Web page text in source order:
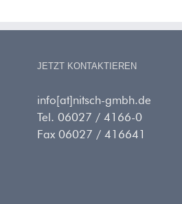
JETZT KONTAKTIEREN
info[at]nitsch-gmbh.de
Tel. 06027 / 4166-0
Fax 06027 / 416641